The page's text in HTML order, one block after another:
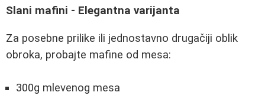
Slani mafini - Elegantna varijanta
Za posebne prilike ili jednostavno drugačiji oblik
obroka, probajte mafine od mesa:
300g mlevenog mesa